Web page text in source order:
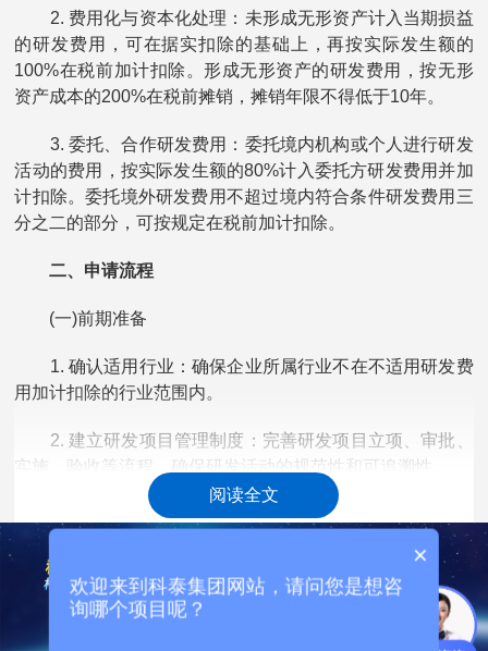
2. 费用化与资本化处理：未形成无形资产计入当期损益
的研发费用，可在据实扣除的基础上，再按实际发生额的
100%在税前加计扣除。形成无形资产的研发费用，按无形
资产成本的200%在税前摊销，摊销年限不得低于10年。
3. 委托、合作研发费用：委托境内机构或个人进行研发
活动的费用，按实际发生额的80%计入委托方研发费用并加
计扣除。委托境外研发费用不超过境内符合条件研发费用三
分之二的部分，可按规定在税前加计扣除。
二、申请流程
(一)前期准备
1. 确认适用行业：确保企业所属行业不在不适用研发费
用加计扣除的行业范围内。
2. 建立研发项目管理制度：完善研发项目立项、审批、
实施、验收等流程，确保研发活动的规范性和可追溯性。
3. 设置研发费用辅助账：按研发项目设置辅助账，准确
归集核算研发费用，包括人员人工费用、直接投入费用、折
旧费用、无形资产摊销等。
阅读全文
×
欢迎来到科泰集团网站，请问您是想咨
询哪个项目呢？